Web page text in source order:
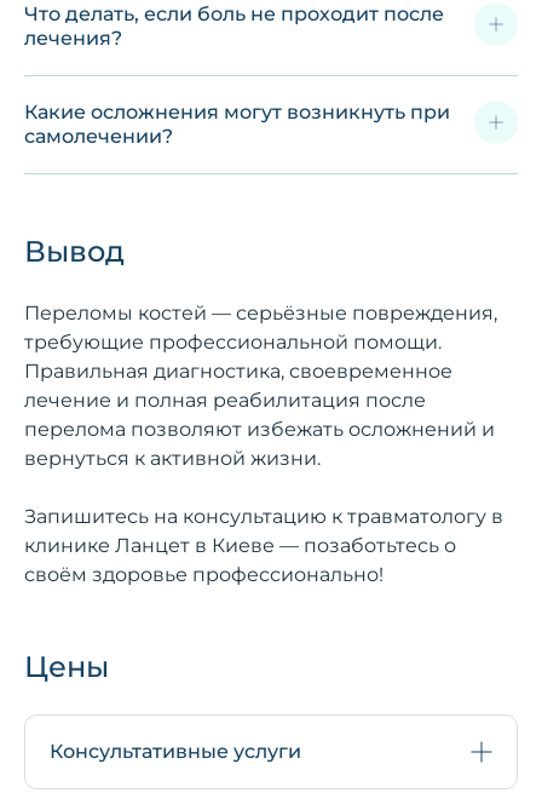
Что делать, если боль не проходит после
лечения?
Какие осложнения могут возникнуть при
самолечении?
Вывод
Переломы костей — серьёзные повреждения,
требующие профессиональной помощи.
Правильная диагностика, своевременное
лечение и полная реабилитация после
перелома позволяют избежать осложнений и
вернуться к активной жизни.
Запишитесь на консультацию к травматологу в
клинике Ланцет в Киеве — позаботьтесь о
своём здоровье профессионально!
Цены
Консультативные услуги